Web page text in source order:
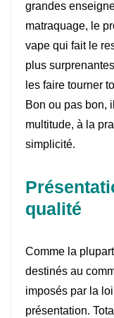
grandes
matraquage, le
vape qui fait le
plus
les faire tourner
Bon ou pas bon,
multitude, à la
simplicité.
qualité
Comme la
destinés au
imposés par la
présentation.